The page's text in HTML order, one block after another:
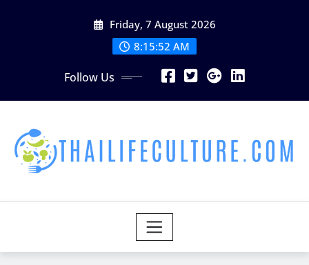
Friday, 7 August 2026
8:15:54 AM
Follow Us